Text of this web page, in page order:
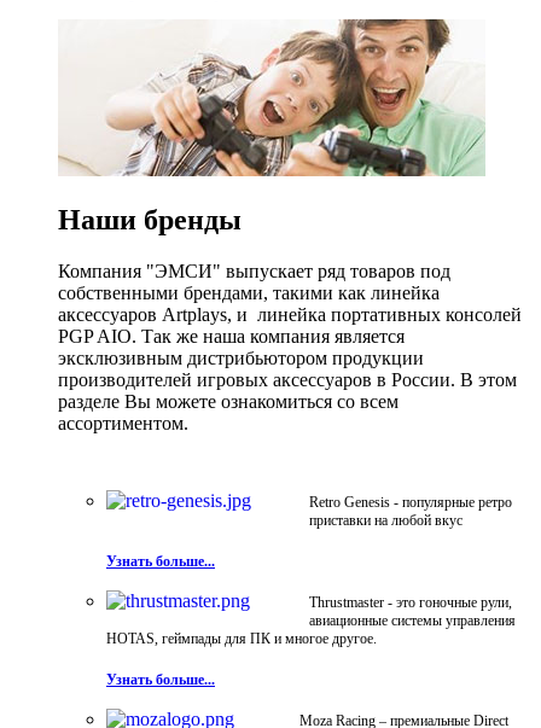
Наши бренды
Компания "ЭМСИ" выпускает ряд товаров под
собственными брендами, такими как линейка
аксессуаров Artplays, и линейка портативных консолей
PGP AIO. Так же наша компания является
эксклюзивным дистрибьютором продукции
производителей игровых аксессуаров в России. В этом
разделе Вы можете ознакомиться со всем
ассортиментом.
Retro Genesis - популярные ретро
приставки на любой вкус
Узнать больше...
Thrustmaster - это гоночные рули,
авиационные системы управления
HOTAS, геймпады для ПК и многое другое.
Узнать больше...
Moza Racing – премиальные Direct